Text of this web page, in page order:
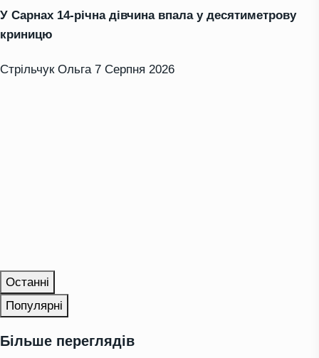
У Сарнах 14-річна дівчина впала у десятиметрову
криницю
Стрільчук Ольга 7 Серпня 2026
Останні
Популярні
Більше переглядів